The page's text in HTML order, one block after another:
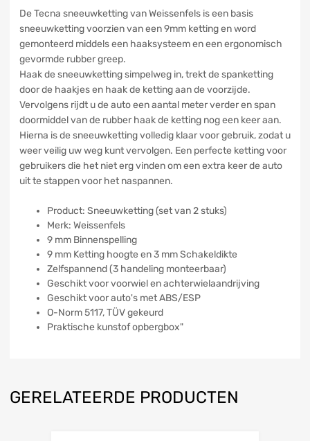
De Tecna sneeuwketting van Weissenfels is een basis
sneeuwketting voorzien van een 9mm ketting en word
gemonteerd middels een haaksysteem en een ergonomisch
gevormde rubber greep.
Haak de sneeuwketting simpelweg in, trekt de spanketting
door de haakjes en haak de ketting aan de voorzijde.
Vervolgens rijdt u de auto een aantal meter verder en span
doormiddel van de rubber haak de ketting nog een keer aan.
Hierna is de sneeuwketting volledig klaar voor gebruik, zodat u
weer veilig uw weg kunt vervolgen. Een perfecte ketting voor
gebruikers die het niet erg vinden om een extra keer de auto
uit te stappen voor het naspannen.
Product: Sneeuwketting (set van 2 stuks)
Merk: Weissenfels
9 mm Binnenspelling
9 mm Ketting hoogte en 3 mm Schakeldikte
Zelfspannend (3 handeling monteerbaar)
Geschikt voor voorwiel en achterwielaandrijving
Geschikt voor auto's met ABS/ESP
O-Norm 5117, TÜV gekeurd
Praktische kunstof opbergbox"
GERELATEERDE PRODUCTEN